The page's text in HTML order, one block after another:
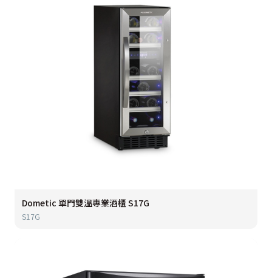
Dometic 單門雙溫專業酒櫃 S17G
S17G